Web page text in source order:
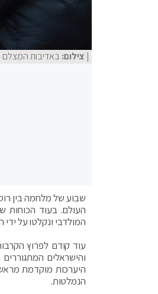
| צילום: באדיבות המצלם
שבוע של מלחמה בין
העולם. בעוד הכוחות
המולדבי ונקלטו על
עוד קודם לפרוץ
והישראלים
היערכות מוקדמת
הנמלטות.